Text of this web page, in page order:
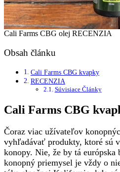
Cali Farms CBG olej RECENZIA
Obsah článku
Cali Farms CBG kvapky
RECENZIA
Súvisiace Články
Cali Farms CBG
Čoraz viac užívateľov
vyhľadávať produkty, ktoré sú
konopy. Nie, že by tá európska
konopný priemysel je vždy o